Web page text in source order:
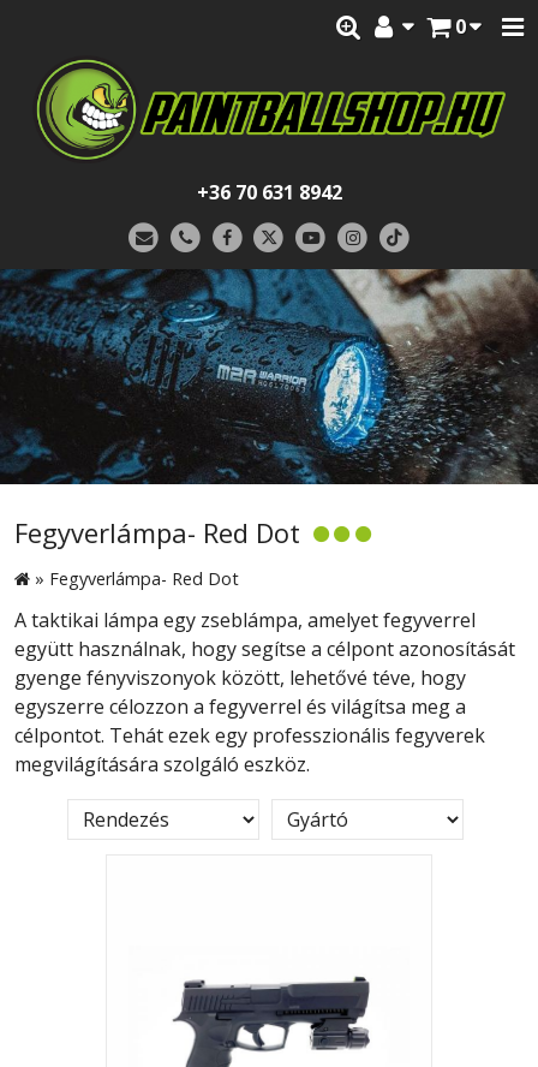
0
+36 70 631 8942
Fegyverlámpa- Red Dot
» Fegyverlámpa- Red Dot
A taktikai lámpa egy zseblámpa, amelyet fegyverrel
együtt használnak, hogy segítse a célpont azonosítását
gyenge fényviszonyok között, lehetővé téve, hogy
egyszerre célozzon a fegyverrel és világítsa meg a
célpontot. Tehát ezek egy professzionális fegyverek
megvilágítására szolgáló eszköz.